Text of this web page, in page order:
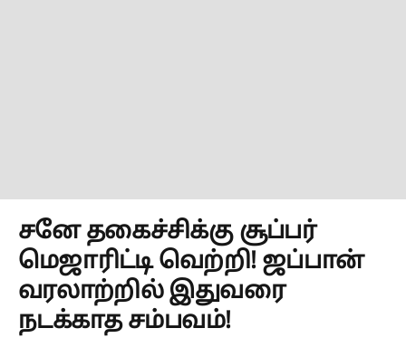
சனே தகைச்சிக்கு சூப்பர்
மெஜாரிட்டி வெற்றி! ஜப்பான்
வரலாற்றில் இதுவரை
நடக்காத சம்பவம்!